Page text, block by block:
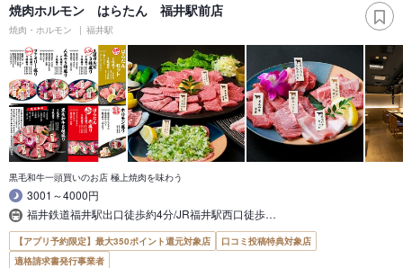
焼肉ホルモン はらたん 福井駅前店
焼肉・ホルモン 福井駅
黒毛和牛一頭買いのお店 極上焼肉を味わう
3001～4000円
福井鉄道福井駅出口徒歩約4分/JR福井駅西口徒歩…
【アプリ予約限定】最大350ポイント還元対象店
口コミ投稿特典対象店
適格請求書発行事業者